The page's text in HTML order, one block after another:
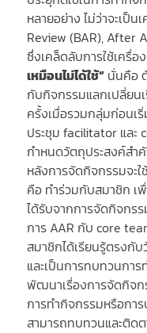
หลายอย่าง ไม่ว่าจะเป็
Review (BAR), After
ซึ่งเคล็ดลับการใช้เครื่อ
เหมือนไม่ได้ใช้” นั่นคือ
กับกิจกรรมแลกเปลี่ยน
ครั้งเมื่อรวมกลุ่มก่อนเ
ประชุม facilitator และ
กำหนดวัตถุประสงค์สำ
หลังการจัดกิจกรรมจะ
คือ ทำร่วมกับสมาชิก เ
ได้รับจากการจัดกิจกรร
การ AAR กับ core
สมาชิกได้เรียนรู้ตรงกั
และเป็นการทบทวนกา
พัฒนาเรื่องการจัดกิจก
การทำกิจกรรมหรือการ
สามารถทบทวนและติด